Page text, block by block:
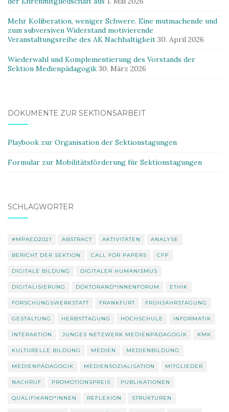
Mehr Koliberation, weniger Schwere. Eine mutmachende und
zum subversiven Widerstand motivierende
Veranstaltungsreihe des AK Nachhaltigkeit 30. April 2026
Wiederwahl und Komplementierung des Vorstands der
Sektion Medienpädagogik 30. März 2026
DOKUMENTE ZUR SEKTIONSARBEIT
Playbook zur Organisation der Sektionstagungen
Formular zur Mobilitätsförderung für Sektionstagungen
SCHLAGWÖRTER
#MPAED2021 ABSTRACT AKTIVITÄTEN ANALYSE
BERICHT DER SEKTION CALL FOR PAPERS CFP
DIGITALE BILDUNG DIGITALER HUMANISMUS
DIGITALISIERUNG DOKTORAND*INNENFORUM ETHIK
FORSCHUNGSWERKSTATT FRANKFURT FRÜHJAHRSTAGUNG
GESTALTUNG HERBSTTAGUNG HOCHSCHULE INFORMATIK
INTERAKTION JUNGES NETZWERK MEDIENPÄDAGOGIK KMK
KULTURELLE BILDUNG MEDIEN MEDIENBILDUNG
MEDIENPÄDAGOGIK MEDIENSOZIALISATION MITGLIEDER
NACHRUF PROMOTIONSPREIS PUBLIKATIONEN
QUALIFIKAND*INNEN REFLEXION STRUKTUREN